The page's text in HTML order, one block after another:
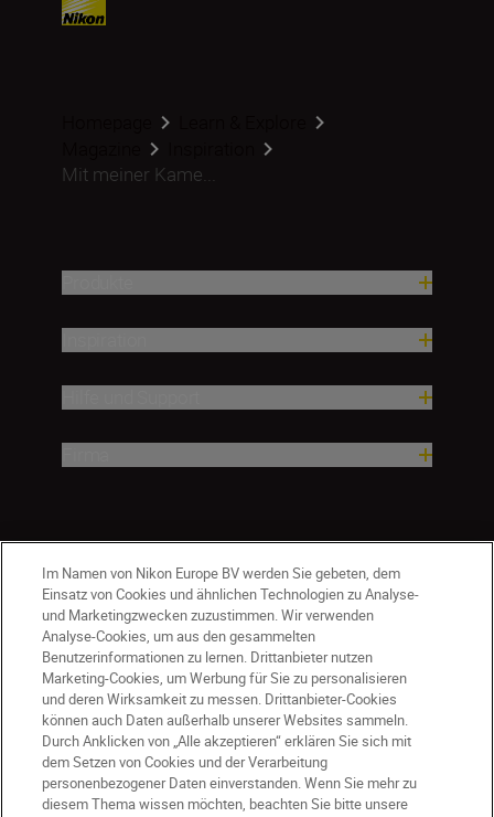
Mit meiner Kame...
CH Nikon Sites
Kontaktieren Sie uns
Datenschutzhinweis
Nutzungsbedingungen
Im Namen von Nikon Europe BV werden Sie gebeten, dem
Einsatz von Cookies und ähnlichen Technologien zu Analyse-
und Marketingzwecken zuzustimmen. Wir verwenden
Analyse-Cookies, um aus den gesammelten
Benutzerinformationen zu lernen. Drittanbieter nutzen
Marketing-Cookies, um Werbung für Sie zu personalisieren
und deren Wirksamkeit zu messen. Drittanbieter-Cookies
können auch Daten außerhalb unserer Websites sammeln.
Durch Anklicken von „Alle akzeptieren“ erklären Sie sich mit
dem Setzen von Cookies und der Verarbeitung
personenbezogener Daten einverstanden. Wenn Sie mehr zu
diesem Thema wissen möchten, beachten Sie bitte unsere